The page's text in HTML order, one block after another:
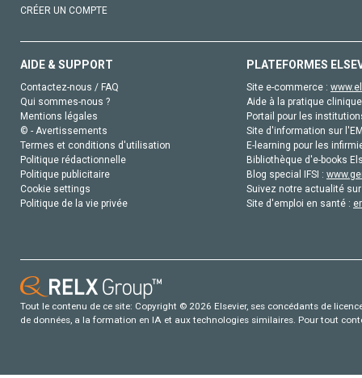
CRÉER UN COMPTE
AIDE & SUPPORT
Contactez-nous / FAQ
Qui sommes-nous ?
Mentions légales
© - Avertissements
Termes et conditions d'utilisation
Politique rédactionnelle
Politique publicitaire
Cookie settings
Politique de la vie privée
PLATEFORMES
Site e-commerce :
Aide à la pratique
Portail pour les
Site d'information sur
E-learning pour les
Bibliothèque d'e-books
Blog special IFSI :
Suivez notre actualité
Site d'emploi en santé :
Tout le contenu de ce site: Copyright © 2026 Elsevier, ses concédants de
de données, a la formation en IA et aux technologies similaires. Pour tout